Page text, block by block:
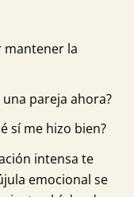
mantener la
pareja ahora?
sí me hizo bien?
intensa te
emocional se